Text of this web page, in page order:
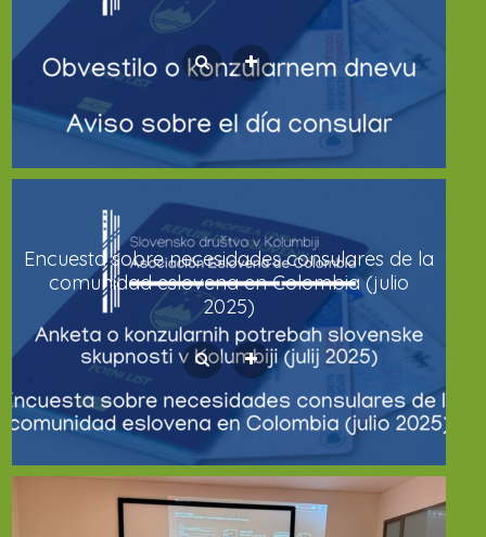
Encuesta sobre necesidades consulares de la
comunidad eslovena en Colombia (julio
2025)